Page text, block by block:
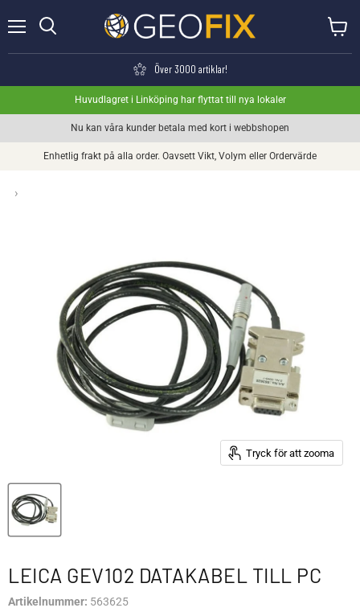
Över 3000 artiklar!
Huvudlagret i Linköping har flyttat till nya lokaler
Nu kan våra kunder betala med kort i webbshopen
Enhetlig frakt på alla order. Oavsett Vikt, Volym eller Ordervärde
›
Tryck för att zooma
LEICA GEV102 DATAKABEL TILL PC
Artikelnummer: 563625